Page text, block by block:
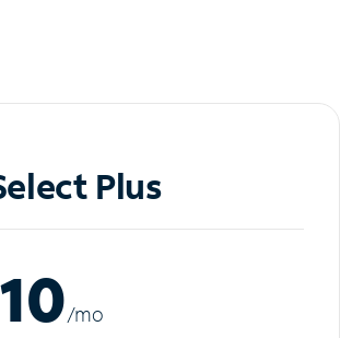
Plus
/mo